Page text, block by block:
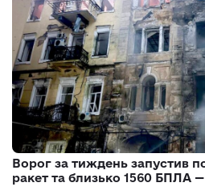
Ворог за тиждень запустив
ракет та близько 1560 БПЛА